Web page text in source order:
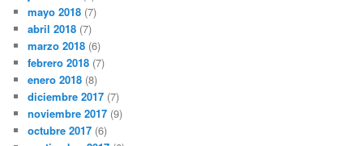
mayo 2018 (7)
abril 2018 (7)
marzo 2018 (6)
febrero 2018 (7)
enero 2018 (8)
diciembre 2017 (7)
noviembre 2017 (9)
octubre 2017 (6)